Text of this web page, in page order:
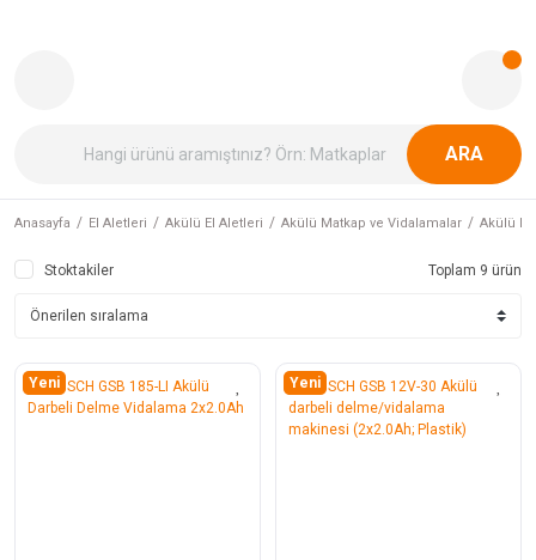
ARA
Anasayfa El Aletleri Akülü El Aletleri Akülü Matkap ve Vidalamalar Akülü
Stoktakiler Toplam 9 ürün
Yeni Yeni